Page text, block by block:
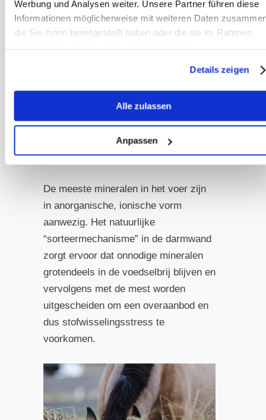
Werbung und Analysen weiter. Unsere Partner führen diese
Informationen möglicherweise mit weiteren Daten
die Sie ihnen bereitgestellt haben oder die sie im Rahmen
Details zeigen
Alle zulassen
Anpassen
spoorelementen en/of micro-
elementen. Ook hier zijn alleen enkele
of bepaalde paarden besmet en wordt
voornamelijk de mest van bepaalde
paarden gegeten.
De meeste mineralen in het voer zijn
in anorganische, ionische vorm
aanwezig. Het natuurlijke
“sorteermechanisme” in de darmwand
zorgt ervoor dat onnodige mineralen
grotendeels in de voedselbrij blijven en
vervolgens met de mest worden
uitgescheiden om een overaanbod en
dus stofwisselingsstress te
voorkomen.